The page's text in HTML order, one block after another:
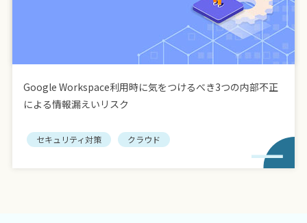
Google Workspace利用時に気をつけるべき3つの内部不正
による情報漏えいリスク
セキュリティ対策 クラウド